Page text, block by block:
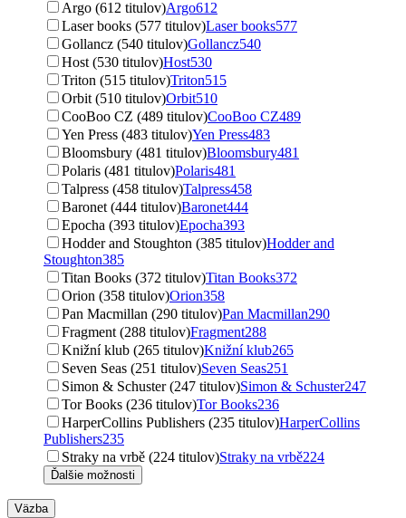
Argo (612 titulov)Argo612
Laser books (577 titulov)Laser books577
Gollancz (540 titulov)Gollancz540
Host (530 titulov)Host530
Triton (515 titulov)Triton515
Orbit (510 titulov)Orbit510
CooBoo CZ (489 titulov)CooBoo CZ489
Yen Press (483 titulov)Yen Press483
Bloomsbury (481 titulov)Bloomsbury481
Polaris (481 titulov)Polaris481
Talpress (458 titulov)Talpress458
Baronet (444 titulov)Baronet444
Epocha (393 titulov)Epocha393
Hodder and Stoughton (385 titulov)Hodder and
Stoughton385
Titan Books (372 titulov)Titan Books372
Orion (358 titulov)Orion358
Pan Macmillan (290 titulov)Pan Macmillan290
Fragment (288 titulov)Fragment288
Knižní klub (265 titulov)Knižní klub265
Seven Seas (251 titulov)Seven Seas251
Simon & Schuster (247 titulov)Simon & Schuster247
Tor Books (236 titulov)Tor Books236
HarperCollins Publishers (235 titulov)HarperCollins
Publishers235
Straky na vrbě (224 titulov)Straky na vrbě224
Ďalšie možnosti
Väzba